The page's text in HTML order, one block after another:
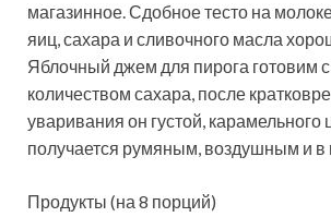
магазинное. Сдобное тесто на
яиц, сахара и сливочного масла
Яблочный джем для пирога готовим
количеством сахара, после
уваривания он густой, карамельного
получается румяным, воздушным и в
Продукты (на 8 порций)